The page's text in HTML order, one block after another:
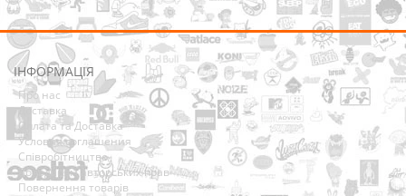
ІНФОРМАЦІЯ
Про нас
Доставка
Оплата та Доставка
Условия соглашения
Співробітництво
Володарям авторських прав
Повернення товарів